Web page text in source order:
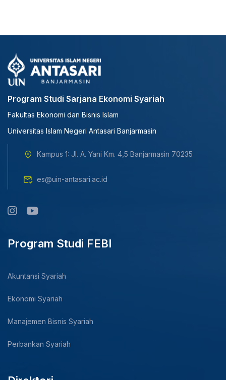
Program Studi Sarjana Ekonomi Syariah
Fakultas Ekonomi dan Bisnis Islam
Universitas Islam Negeri Antasari Banjarmasin
Kampus 1: Jl. A. Yani Km. 4,5 Banjarmasin 70235
es@uin-antasari.ac.id
Program Studi FEBI
Akuntansi Syariah
Ekonomi Syariah
Manajemen Bisnis Syariah
Perbankan Syariah